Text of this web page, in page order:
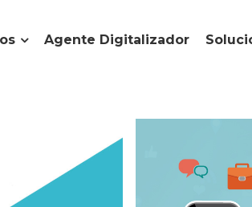
Agente Digitalizador